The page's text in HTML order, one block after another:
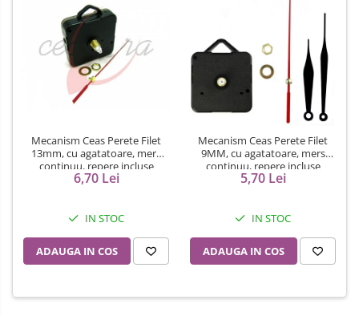
Mecanism Ceas Perete Filet
13mm, cu agatatoare, mers
continuu, repere incluse
6,70 Lei
IN STOC
ADAUGA IN COS
Mecanism Ceas Perete Filet
9MM, cu agatatoare, mers
continuu, repere incluse
5,70 Lei
IN STOC
ADAUGA IN COS